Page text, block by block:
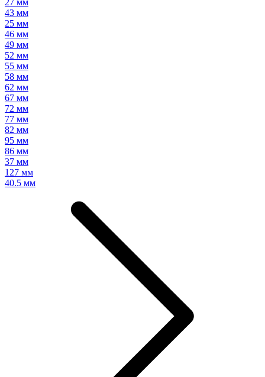
27 мм
43 мм
25 мм
46 мм
49 мм
52 мм
55 мм
58 мм
62 мм
67 мм
72 мм
77 мм
82 мм
95 мм
86 мм
37 мм
127 мм
40.5 мм